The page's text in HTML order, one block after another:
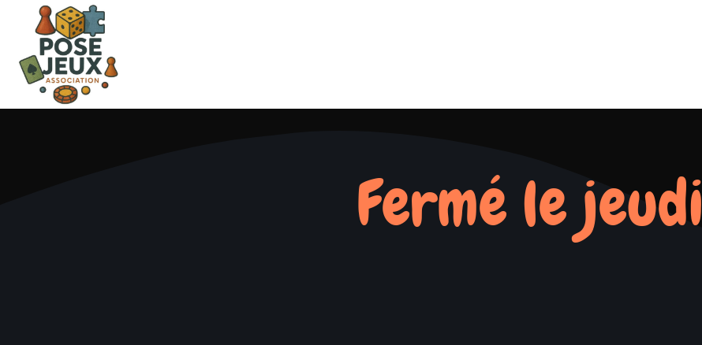
Fermé le jeudi